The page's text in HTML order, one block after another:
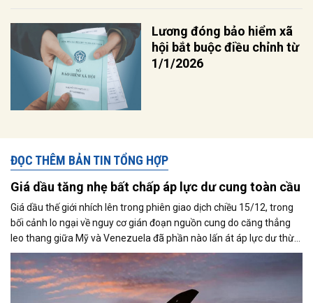
Lương đóng bảo hiểm xã
hội bắt buộc điều chỉnh từ
1/1/2026
ĐỌC THÊM BẢN TIN TỔNG HỢP
Giá dầu tăng nhẹ bất chấp áp lực dư cung toàn cầu
Giá dầu thế giới nhích lên trong phiên giao dịch chiều 15/12, trong
bối cảnh lo ngại về nguy cơ gián đoạn nguồn cung do căng thẳng
leo thang giữa Mỹ và Venezuela đã phần nào lấn át áp lực dư thừa
nguồn cung đang bao trùm thị trường. Cùng với đó, giới đầu tư tiếp
tục theo dõi sát diễn biến liên quan đến khả năng đạt được một
thỏa thuận hòa bình giữa Nga và Ukraine.